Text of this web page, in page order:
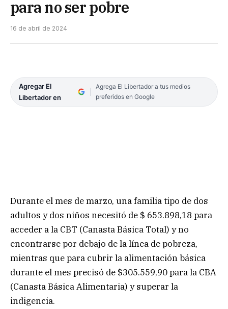
para no ser pobre
16 de abril de 2024
Agregar El
Libertador en
Agrega El Libertador a tus medios
preferidos en Google
Durante el mes de marzo, una familia tipo de dos
adultos y dos niños necesitó de $ 653.898,18 para
acceder a la CBT (Canasta Básica Total) y no
encontrarse por debajo de la línea de pobreza,
mientras que para cubrir la alimentación básica
durante el mes precisó de $305.559,90 para la CBA
(Canasta Básica Alimentaria) y superar la
indigencia.